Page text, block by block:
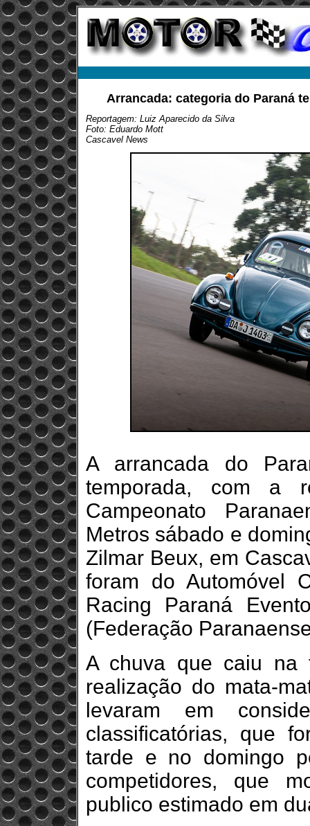
Arrancada: categoria do Paraná
Reportagem: Luiz Aparecido da Silva
Foto: Eduardo Mott
Cascavel News
A arrancada do
temporada, com a
Campeonato
Metros sábado e
Zilmar Beux, em
foram do Automóvel
Racing Paraná
(Federação
A chuva que caiu na
realização do mata-
levaram em
classificatórias, que
tarde e no domingo
competidores, que
publico estimado em